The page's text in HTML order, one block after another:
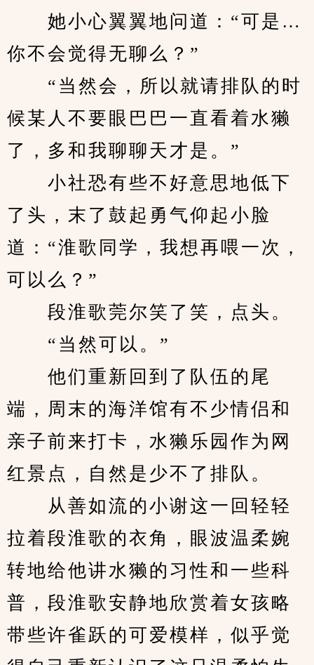
她小心翼翼地问道：“可是…
你不会觉得无聊么？”
“当然会，所以就请排队的时
候某人不要眼巴巴一直看着水獭
了，多和我聊聊天才是。”
小社恐有些不好意思地低下
了头，末了鼓起勇气仰起小脸
道：“淮歌同学，我想再喂一次，
可以么？”
段淮歌莞尔笑了笑，点头。
“当然可以。”
他们重新回到了队伍的尾
端，周末的海洋馆有不少情侣和
亲子前来打卡，水獭乐园作为网
红景点，自然是少不了排队。
从善如流的小谢这一回轻轻
拉着段淮歌的衣角，眼波温柔婉
转地给他讲水獭的习性和一些科
普，段淮歌安静地欣赏着女孩略
带些许雀跃的可爱模样，似乎觉